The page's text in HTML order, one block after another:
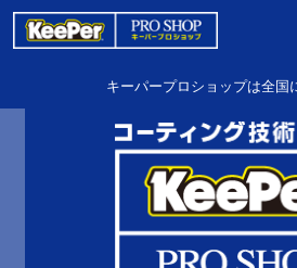
キーパープロショップは全国